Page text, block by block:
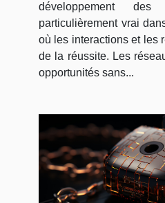
développement des
particulièrement vrai
où les interactions et les
de la réussite. Les
opportunités sans...